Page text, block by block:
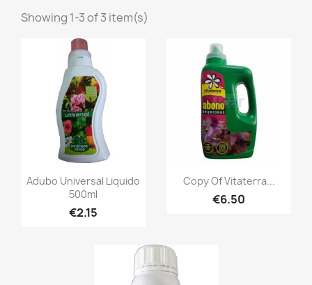
Showing 1-3 of 3 item(s)
Adubo Universal Liquido
500ml
€2.15
Copy Of Vitaterra...
€6.50